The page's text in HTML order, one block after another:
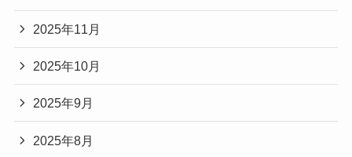
2025年11月
2025年10月
2025年9月
2025年8月